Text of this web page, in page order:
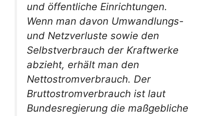
und öffentliche Einrichtungen.
Wenn man davon Umwandlungs-
und Netzverluste sowie den
Selbstverbrauch der Kraftwerke
abzieht, erhält man den
Nettostromverbrauch. Der
Bruttostromverbrauch ist laut
Bundesregierung die maßgebliche